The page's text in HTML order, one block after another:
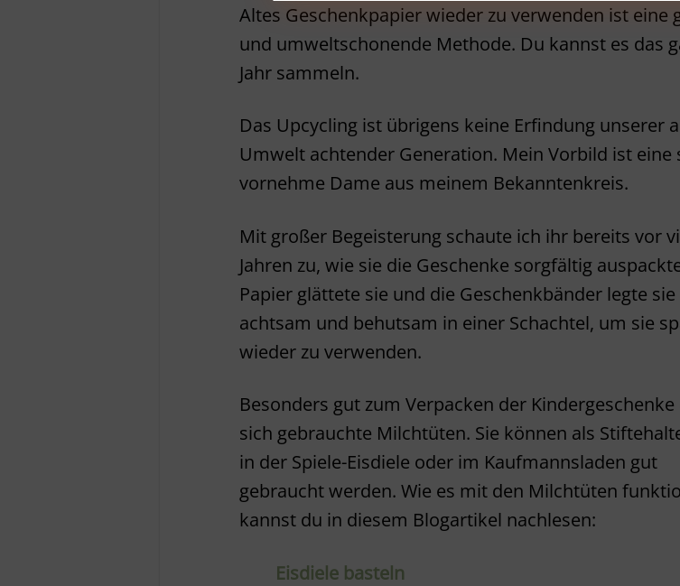
Altes Geschenkpapier wieder zu verwenden ist eine
und umweltschonende Methode. Du kannst es das
Jahr sammeln.
Das Upcycling ist übrigens keine Erfindung unserer
Umwelt achtender Generation. Mein Vorbild ist eine
vornehme Dame aus meinem Bekanntenkreis.
Mit großer Begeisterung schaute ich ihr bereits vor
Jahren zu, wie sie die Geschenke sorgfältig
Papier glättete sie und die Geschenkbänder legte sie
achtsam und behutsam in einer Schachtel, um sie
wieder zu verwenden.
Besonders gut zum Verpacken der Kindergeschenke
sich gebrauchte Milchtüten. Sie können als
in der Spiele-Eisdiele oder im Kaufmannsladen gut
gebraucht werden. Wie es mit den Milchtüten
kannst du in diesem Blogartikel nachlesen:
Eisdiele basteln